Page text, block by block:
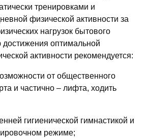
тренировками и
физической активности за
нагрузок бытового
оптимальной
активности рекомендуется:
от общественного
и частично – лифта, ходить
гигиенической гимнастикой и
режиме;